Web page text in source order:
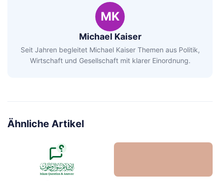
MK
Michael Kaiser
Seit Jahren begleitet Michael Kaiser Themen aus Politik,
Wirtschaft und Gesellschaft mit klarer Einordnung.
Ähnliche Artikel